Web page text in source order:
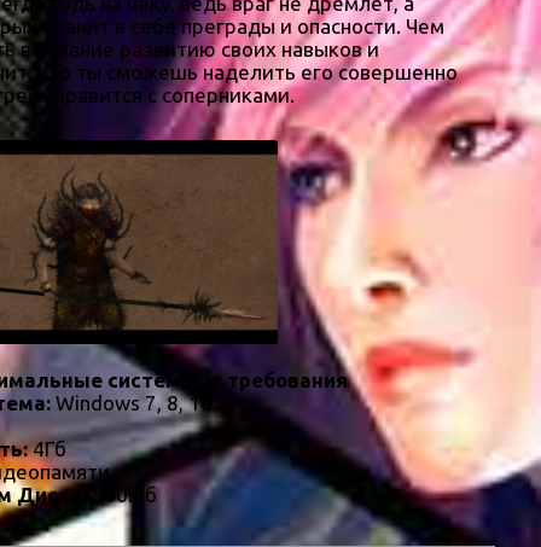
хранит в себе преграды и опасности. Чем
внимание развитию своих навыков и
что ты сможешь наделить его совершенно
справится с соперниками.
системные требования
Windows 7, 8, 10
4Гб
Диске:
500Мб